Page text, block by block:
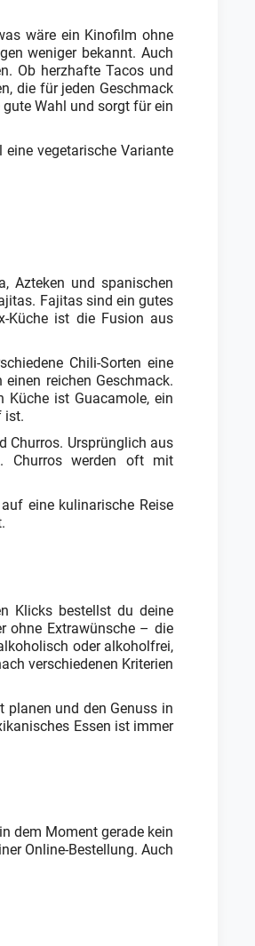
wäre ein Kinofilm ohne
weniger bekannt. Auch
Ob herzhafte Tacos und
die für jeden Geschmack
Wahl und sorgt für ein
vegetarische Variante
Azteken und spanischen
Fajitas sind ein gutes
Küche ist die Fusion aus
Chili-Sorten eine
reichen Geschmack.
Küche ist Guacamole, ein
ist.
Churros. Ursprünglich aus
Churros werden oft mit
eine kulinarische Reise
Klicks bestellst du deine
ohne Extrawünsche – die
oder alkoholfrei,
verschiedenen Kriterien
und den Genuss in
Essen ist immer
dem Moment gerade kein
Online-Bestellung. Auch